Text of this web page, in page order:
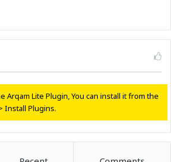
Arqam Lite Plugin, You can install it from the
Install Plugins.